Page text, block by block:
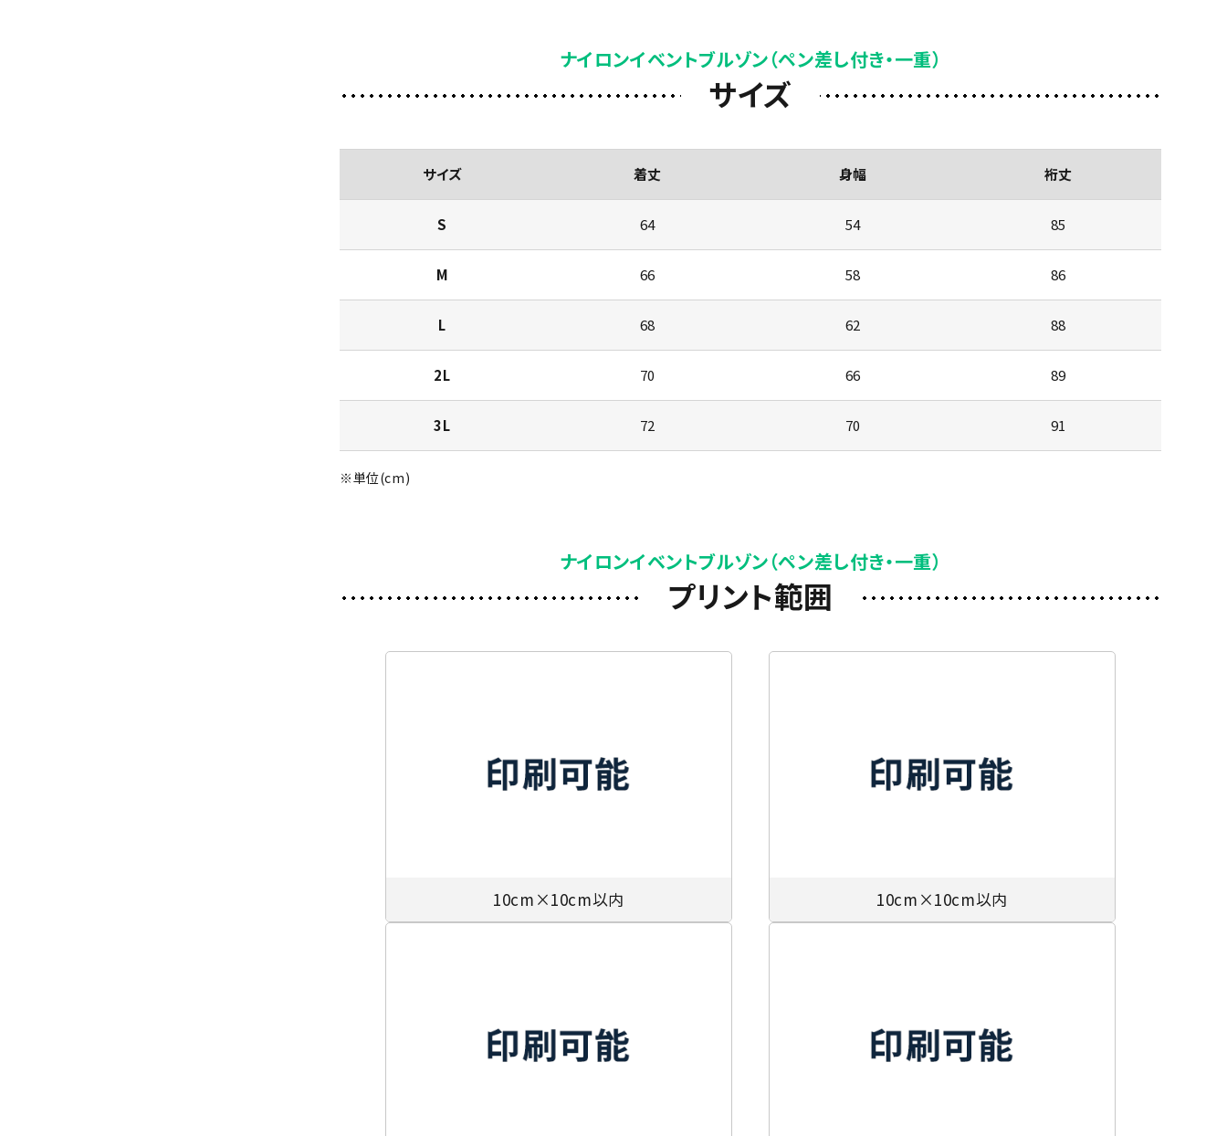
ナイロンイベントブルゾン（ペン差し付き・一重）
サイズ
サイズ 着丈 身幅 裄丈
S 64 54 85
M 66 58 86
L 68 62 88
2L 70 66 89
3L 72 70 91
※単位(cm)
ナイロンイベントブルゾン（ペン差し付き・一重）
プリント範囲
10cm×10cm以内 10cm×10cm以内